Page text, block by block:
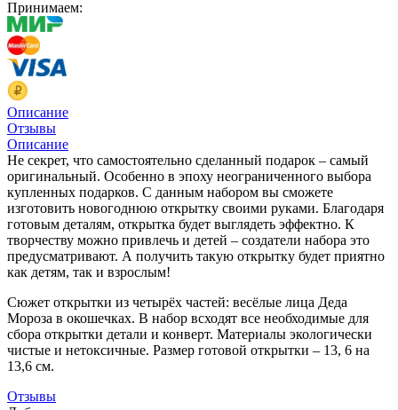
Принимаем:
Описание
Отзывы
Описание
Не секрет, что самостоятельно сделанный подарок – самый
оригинальный. Особенно в эпоху неограниченного выбора
купленных подарков. С данным набором вы сможете
изготовить новогоднюю открытку своими руками. Благодаря
готовым деталям, открытка будет выглядеть эффектно. К
творчеству можно привлечь и детей – создатели набора это
предусматривают. А получить такую открытку будет приятно
как детям, так и взрослым!
Сюжет открытки из четырёх частей: весёлые лица Деда
Мороза в окошечках. В набор всходят все необходимые для
сбора открытки детали и конверт. Материалы экологически
чистые и нетоксичные. Размер готовой открытки – 13, 6 на
13,6 см.
Отзывы